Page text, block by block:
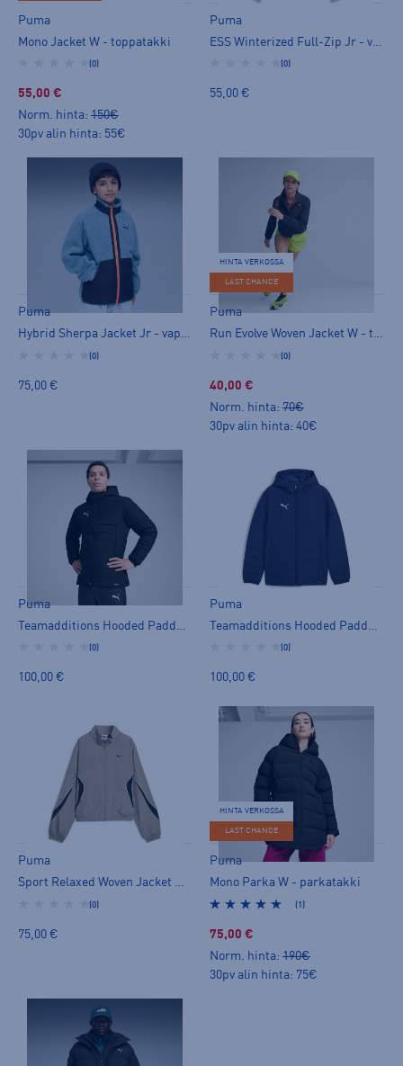
Puma
Mono Jacket W - toppatakki
(0)
55,00 €
Norm. hinta: 150€
30pv alin hinta: 55€
Puma
(0)
55,00 €
Puma
Hybrid Sherpa Jacket Jr - vapaa-ajan takki
(0)
75,00 €
HINTA VERKOSSA
LAST CHANCE
Puma
Run Evolve Woven Jacket W - tuulitakki
(0)
40,00 €
Norm. hinta: 70€
30pv alin hinta: 40€
Puma
(0)
100,00 €
Puma
(0)
100,00 €
Puma
Sport Relaxed Woven Jacket W - vapaa-ajan takki
(0)
75,00 €
HINTA VERKOSSA
LAST CHANCE
Puma
Mono Parka W - parkatakki
(1)
75,00 €
Norm. hinta: 190€
30pv alin hinta: 75€